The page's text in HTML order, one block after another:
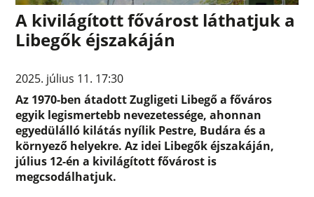
A kivilágított fővárost láthatjuk a
Libegők éjszakáján
2025. július 11. 17:30
Az 1970-ben átadott Zugligeti Libegő a főváros
egyik legismertebb nevezetessége, ahonnan
egyedülálló kilátás nyílik Pestre, Budára és a
környező helyekre. Az idei Libegők éjszakáján,
július 12-én a kivilágított fővárost is
megcsodálhatjuk.